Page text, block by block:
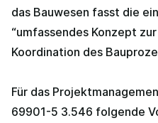
das Bauwesen fasst die
“umfassendes Konzept
Koordination des
Für das
69901-5 3.546 folgende